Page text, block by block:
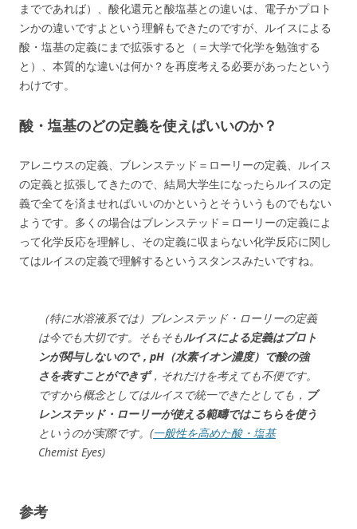
までであれば）、酸化還元と酸塩基との違いは、電子かプロト
ンかの違いですよという理解もできたのですが、ルイスによる
酸・塩基の定義にまで拡張すると（＝大学で化学を勉強する
と）、本質的な違いは何か？を再度考える必要があったという
わけです。
酸・塩基のどの定義を使えばいいのか？
アレニウスの定義、ブレンステッド＝ローリーの定義、ルイス
の定義と拡張してきたので、結局大学生になったらルイスの定
義で全てを済ませればいいのかというとそういうものでもない
ようです。多くの場合はブレンステッド＝ローリーの定義によ
って化学反応を理解し、その定義に収まらない化学反応に関し
てはルイスの定義で理解するというスタンスみたいですね。
（特に水溶液系では）ブレンステッド・ローリーの定義
は今でも大切です。そもそもルイスによる定義はプロト
ンが関与しないので，pH（水素イオン濃度）で酸の強
さを表すことができず，それだけを考えても不便です。
ですから概念としてはルイスで統一できたとしても， ブ
レンステッド・ローリーが使える範疇ではこちらを使う
というのが実際です。(一般性を高めた酸・塩基
Chemist Eyes)
参考